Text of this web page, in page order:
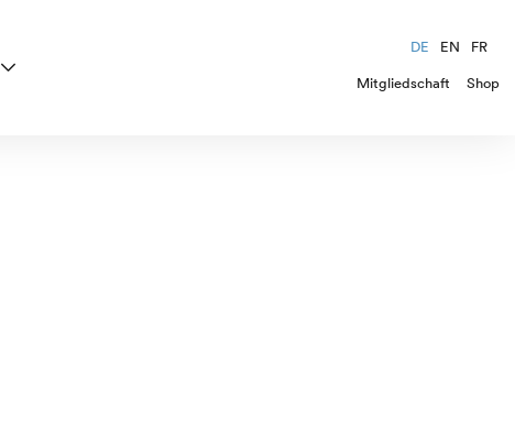
DE EN
FR
Mitgliedschaft
Shop